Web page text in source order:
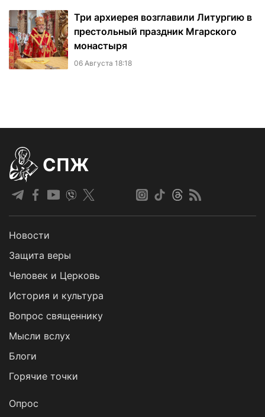
Три архиерея возглавили Литургию в
престольный праздник Мгарского
монастыря
06 Августа 18:18
СПЖ
Новости
Защита веры
Человек и Церковь
История и культура
Вопрос священнику
Мысли вслух
Блоги
Горячие точки
Опрос